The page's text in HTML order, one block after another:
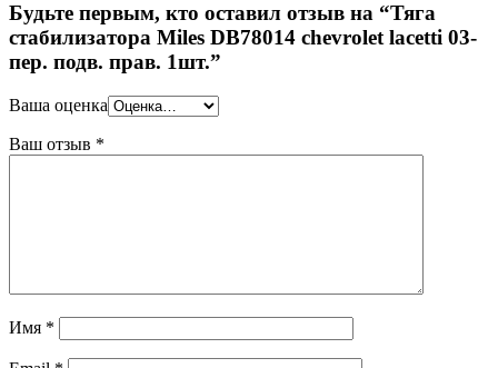
Будьте первым, кто оставил отзыв на “Тяга
стабилизатора Miles DB78014 chevrolet lacetti 03-
пер. подв. прав. 1шт.”
Ваша оценка
Ваш отзыв *
Имя *